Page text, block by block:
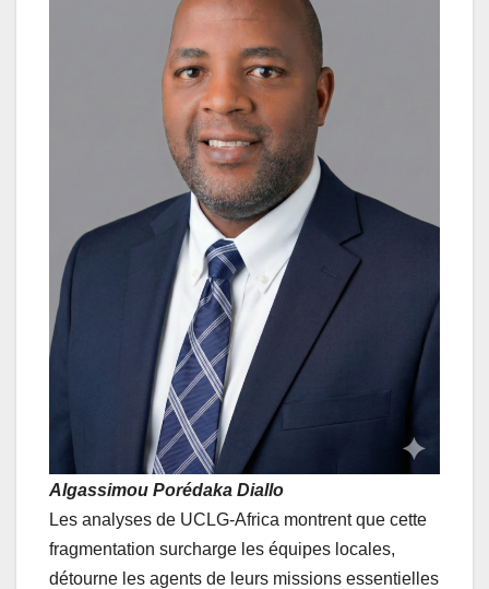
Algassimou Porédaka Diallo
Les analyses de UCLG-Africa montrent que cette
fragmentation surcharge les équipes locales,
détourne les agents de leurs missions essentielles